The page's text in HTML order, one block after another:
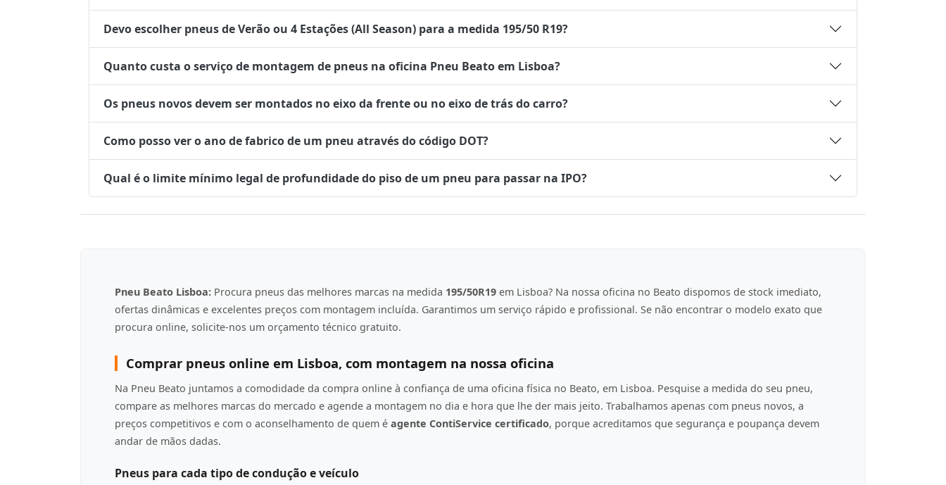
Devo escolher pneus de Verão ou 4 Estações (All Season) para a medida 195/50 R19?
Quanto custa o serviço de montagem de pneus na oficina Pneu Beato em Lisboa?
Os pneus novos devem ser montados no eixo da frente ou no eixo de trás do carro?
Como posso ver o ano de fabrico de um pneu através do código DOT?
Qual é o limite mínimo legal de profundidade do piso de um pneu para passar na IPO?
Pneu Beato Lisboa: Procura pneus das melhores marcas na medida 195/50R19 em Lisboa? Na nossa oficina no Beato dispomos de stock imediato,
ofertas dinâmicas e excelentes preços com montagem incluída. Garantimos um serviço rápido e profissional. Se não encontrar o modelo exato que
procura online, solicite-nos um orçamento técnico gratuito.
Comprar pneus online em Lisboa, com montagem na nossa oficina
Na Pneu Beato juntamos a comodidade da compra online à confiança de uma oficina física no Beato, em Lisboa. Pesquise a medida do seu pneu,
compare as melhores marcas do mercado e agende a montagem no dia e hora que lhe der mais jeito. Trabalhamos apenas com pneus novos, a
preços competitivos e com o aconselhamento de quem é agente ContiService certificado, porque acreditamos que segurança e poupança devem
andar de mãos dadas.
Pneus para cada tipo de condução e veículo